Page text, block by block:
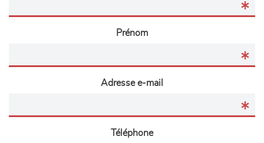
Prénom
Adresse e-mail
Téléphone